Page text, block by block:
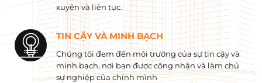
xuyên và liên tục.
TIN CẬY VÀ MINH BẠCH
Chúng tôi đem đến môi trường của sự tin cậy và
minh bạch, nơi bạn được công nhận và làm chủ
sự nghiệp của chính mình